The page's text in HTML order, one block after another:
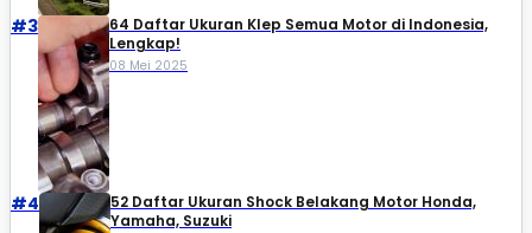
#3
64 Daftar Ukuran Klep Semua Motor di Indonesia,
Lengkap!
08 Mei 2025
#4
52 Daftar Ukuran Shock Belakang Motor Honda,
Yamaha, Suzuki​